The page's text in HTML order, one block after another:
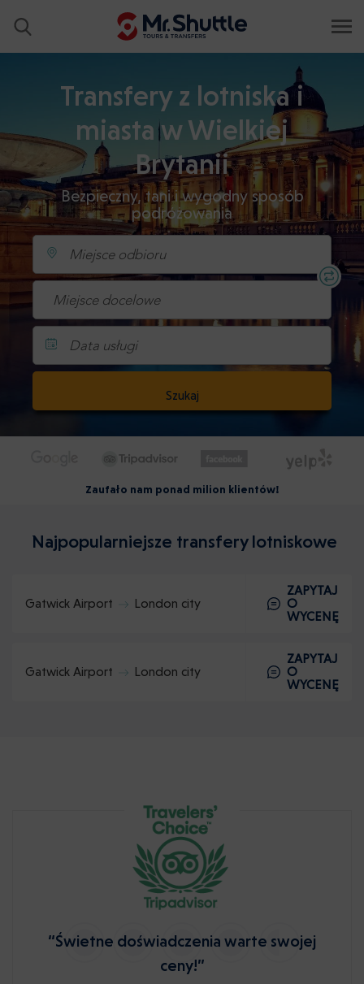
Transfery z lotniska i
miasta w Wielkiej
Brytanii
Bezpieczny, tani i wygodny sposób
podróżowania
Data usługi
Szukaj
Zaufało nam ponad milion klientów!
Najpopularniejsze transfery lotniskowe
Gatwick Airport London city
ZAPYTAJ
O
WYCENĘ
Gatwick Airport London city
ZAPYTAJ
O
WYCENĘ
“Świetne doświadczenia warte swojej
ceny!”